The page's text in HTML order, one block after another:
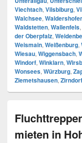
Viechtach, Vilsbiburg,
Walchsee,
Waldstetten, Wallenfels,
der Oberpfalz,
Weismain, Weißenburg,
Wiesau, Wiggensbach,
Windorf, Winklarn,
Wonsees, Würzburg,
Ziemetshausen, Zirndorf
mieten in